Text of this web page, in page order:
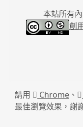
本站所有
創
請用 Chrome 、
最佳瀏覽效果，謝